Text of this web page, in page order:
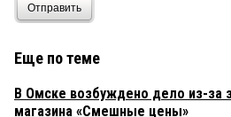
Отправить
Еще по теме
В Омске возбуждено дело из-за
магазина «Смешные цены»